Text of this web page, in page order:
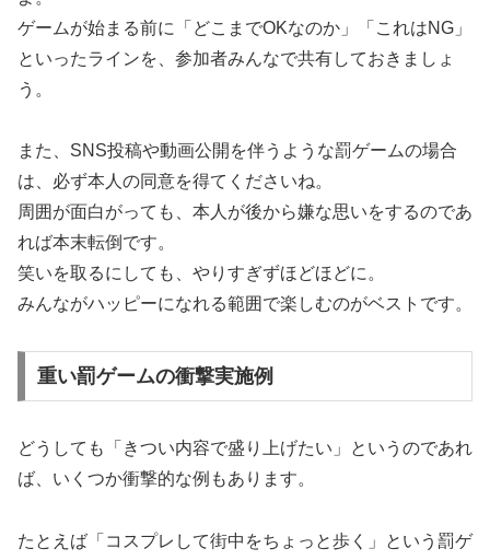
ゲームが始まる前に「どこまでOKなのか」「これはNG」
といったラインを、参加者みんなで共有しておきましょ
う。
また、SNS投稿や動画公開を伴うような罰ゲームの場合
は、必ず本人の同意を得てくださいね。
周囲が面白がっても、本人が後から嫌な思いをするのであ
れば本末転倒です。
笑いを取るにしても、やりすぎずほどほどに。
みんながハッピーになれる範囲で楽しむのがベストです。
重い罰ゲームの衝撃実施例
どうしても「きつい内容で盛り上げたい」というのであれ
ば、いくつか衝撃的な例もあります。
たとえば「コスプレして街中をちょっと歩く」という罰ゲ